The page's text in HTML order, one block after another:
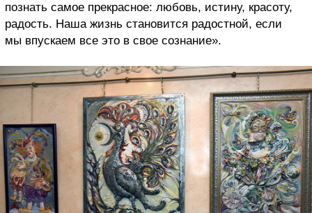
познать самое прекрасное: любовь, истину, красоту,
радость. Наша жизнь становится радостной, если
мы впускаем все это в свое сознание».